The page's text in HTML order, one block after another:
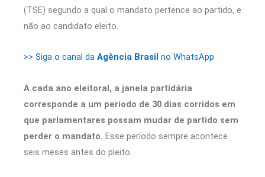
(TSE) segundo a qual o mandato pertence ao partido, e
não ao candidato eleito.
>> Siga o canal da Agência Brasil no WhatsApp
A cada ano eleitoral, a janela partidária
corresponde a um período de 30 dias corridos em
que parlamentares possam mudar de partido sem
perder o mandato. Esse período sempre acontece
seis meses antes do pleito.